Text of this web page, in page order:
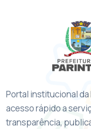
Portal institucional
acesso rápido a
transparência,